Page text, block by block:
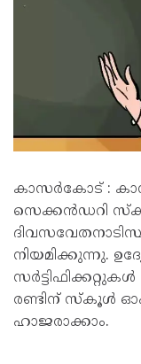
കാസർകോട് :
സെക്കൻഡറി
നിയമിക്കുന്നു.
രണ്ടിന് സ്‌കൂൾ
ഹാജരാക്കാം.